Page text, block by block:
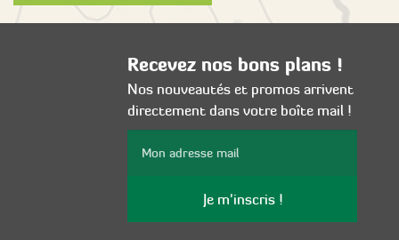
Recevez nos bons plans !
Nos nouveautés et promos arrivent
directement dans votre boîte mail !